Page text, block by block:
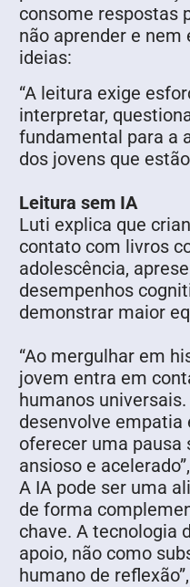
consome respostas
não aprender e
ideias:
“A leitura exige
interpretar,
fundamental para a
dos jovens que
Leitura sem IA
Luti explica que
contato com livros
adolescência,
desempenhos
demonstrar maior
“Ao mergulhar em
jovem entra em
humanos
desenvolve empatia
oferecer uma pausa
ansioso e
A IA pode ser uma
de forma
chave. A tecnologia
apoio, não como
humano de